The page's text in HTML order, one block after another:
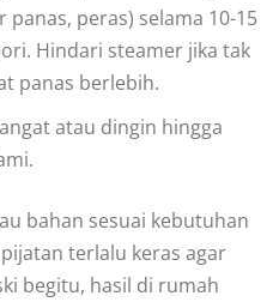
peras) selama 10-15
Hindari steamer jika tak
panas berlebih.
atau dingin hingga
bahan sesuai kebutuhan
terlalu keras agar
begitu, hasil di rumah